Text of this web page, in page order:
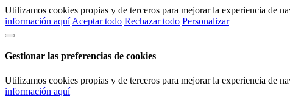
Utilizamos cookies propias y de terceros para mejorar la experiencia de
información aquí Aceptar todo Rechazar todo Personalizar
Gestionar las preferencias de cookies
Utilizamos cookies propias y de terceros para mejorar la experiencia de
información aquí